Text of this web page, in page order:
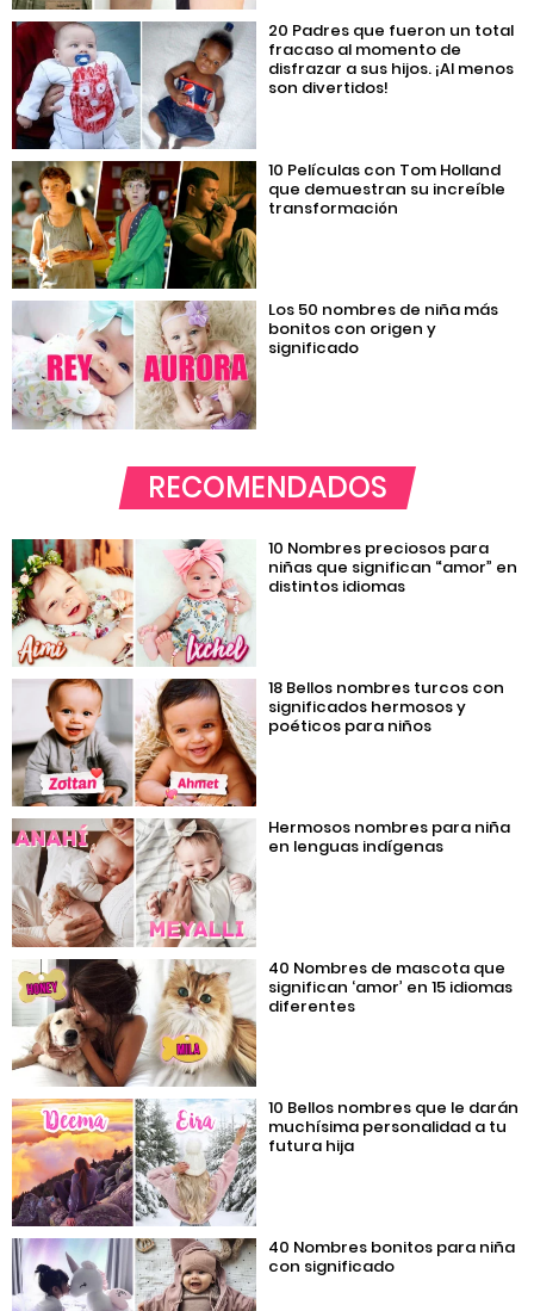
20 Padres que fueron un total
fracaso al momento de
disfrazar a sus hijos. ¡Al menos
son divertidos!
10 Películas con Tom Holland
que demuestran su increíble
transformación
Los 50 nombres de niña más
bonitos con origen y
significado
RECOMENDADOS
10 Nombres preciosos para
niñas que significan “amor” en
distintos idiomas
18 Bellos nombres turcos con
significados hermosos y
poéticos para niños
Hermosos nombres para niña
en lenguas indígenas
40 Nombres de mascota que
significan ‘amor’ en 15 idiomas
diferentes
10 Bellos nombres que le darán
muchísima personalidad a tu
futura hija
40 Nombres bonitos para niña
con significado